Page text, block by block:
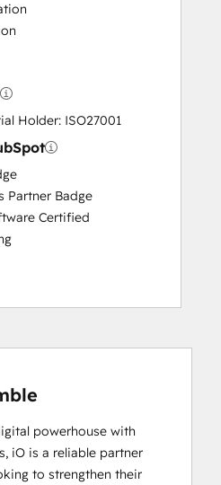
Design
Holder: ISO27001
Partner Badge
Certified
Certification
I: Data Models and
II: Content and
powerhouse with
iO is a reliable partner
to strengthen their